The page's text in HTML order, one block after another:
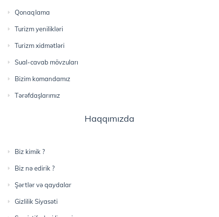
Qonaqlama
Turizm yenilikləri
Turizm xidmətləri
Sual-cavab mövzuları
Bizim komandamız
Tərəfdaşlarımız
Haqqımızda
Biz kimik ?
Biz nə edirik ?
Şərtlər və qaydalar
Gizlilik Siyasəti